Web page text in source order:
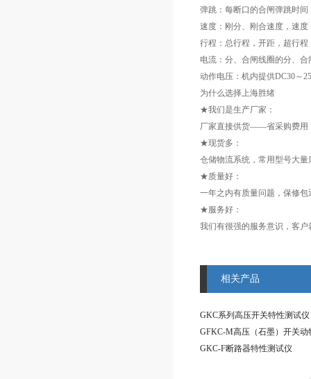
弹跳：每断口的合闸弹跳时
速度：刚分、刚合速度，速
行程：总行程，开距，超行
电流：分、合闸线圈的分、
动作电压：机内提供DC30～
为什么选择上海胜绪
★我们是生产厂家：
厂家直接供货——省采购费用
★现货多：
仓储物流系统，常用型号大
★质量好：
一年之内有质量问题，保修
★服务好：
我们有很强的服务意识，客
相关产品
GKC系列高压开关特性测试仪
GKC-F断路器特性测试仪